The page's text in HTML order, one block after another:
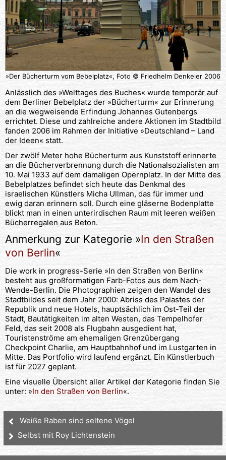
»Der Bücherturm vom Bebelplatz«, Foto © Friedhelm Denkeler 2006
Anlässlich des »Welttages des Buches« wurde temporär auf
dem Berliner Bebelplatz der »Bücherturm« zur Erinnerung
an die wegweisende Erfindung Johannes Gutenbergs
errichtet. Diese und zahlreiche andere Aktionen im Stadtbild
fanden 2006 im Rahmen der Initiative »Deutschland – Land
der Ideen« statt.
Der zwölf Meter hohe Bücherturm aus Kunststoff erinnerte
an die Bücherverbrennung durch die Nationalsozialisten am
10. Mai 1933 auf dem damaligen Opernplatz. In der Mitte des
Bebelplatzes befindet sich heute das Denkmal des
israelischen Künstlers Micha Ullman, das für immer und
ewig daran erinnern soll. Durch eine gläserne Bodenplatte
blickt man in einen unterirdischen Raum mit leeren weißen
Bücherregalen aus Beton.
Anmerkung zur Kategorie »In den Straßen
von Berlin«
Die work in progress-Serie »In den Straßen von Berlin«
besteht aus großformatigen Farb-Fotos aus dem Nach-
Wende-Berlin. Die Photographien zeigen den Wandel des
Stadtbildes seit dem Jahr 2000: Abriss des Palastes der
Republik und neue Hotels, hauptsächlich im Ost-Teil der
Stadt, Bautätigkeiten im alten Westen, das Tempelhofer
Feld, das seit 2008 als Flugbahn ausgedient hat,
Touristenströme am ehemaligen Grenzübergang
Checkpoint Charlie, am Hauptbahnhof und im Lustgarten in
Mitte. Das Portfolio wird laufend ergänzt. Ein Künstlerbuch
ist für 2027 geplant.
Eine visuelle Übersicht aller Artikel der Kategorie finden Sie
unter: »In den Straßen von Berlin«.
Weiße Raben sind seltene Vögel
Selbst mit Roy Lichtenstein